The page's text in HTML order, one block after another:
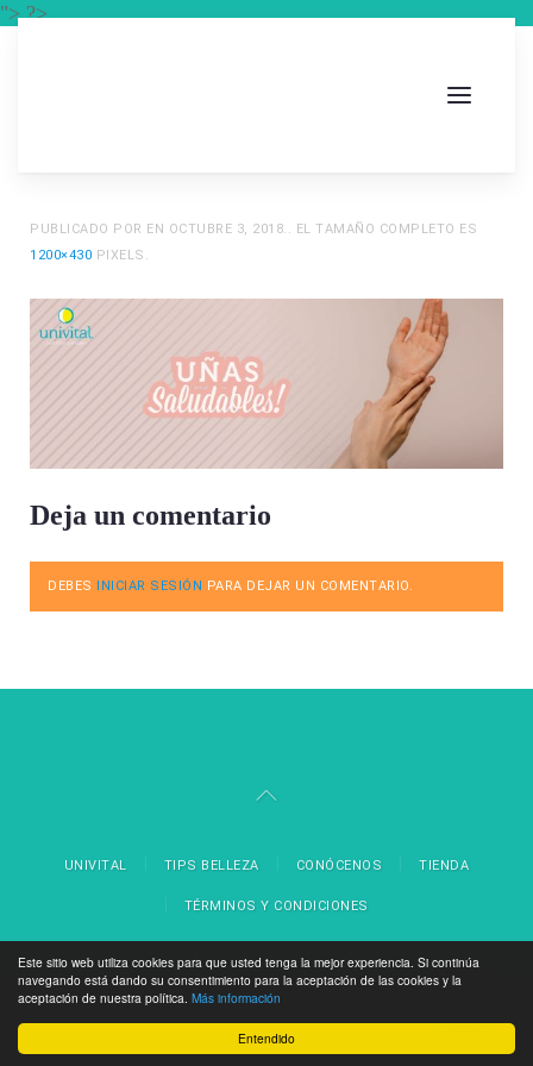
Entendido
Este sitio web utiliza cookies para que usted tenga la mejor experiencia. Si continúa
navegando está dando su consentimiento para la aceptación de las cookies y la
aceptación de nuestra política. Más información
"> ?>
PUBLICADO POR EN OCTUBRE 3, 2018.. EL TAMAÑO COMPLETO ES
1200×430 PIXELS.
Deja un comentario
DEBES INICIAR SESIÓN PARA DEJAR UN COMENTARIO.
UNIVITAL TIPS BELLEZA CONÓCENOS TIENDA
TÉRMINOS Y CONDICIONES